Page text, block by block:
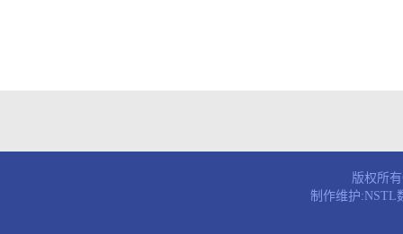
版权所
制作维护:NSTL